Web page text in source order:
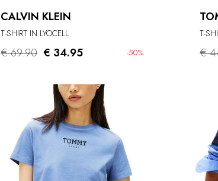
CALVIN KLEIN
T-SHIRT IN LYOCELL
€ 69.90 -50%
€ 34.95
T-
€